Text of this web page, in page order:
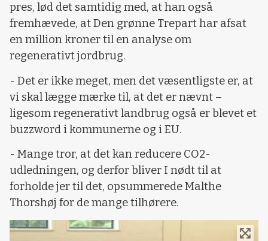
pres, lød det samtidig med, at han også
fremhævede, at Den grønne Trepart har afsat
en million kroner til en analyse om
regenerativt jordbrug.
- Det er ikke meget, men det væsentligste er, at
vi skal lægge mærke til, at det er nævnt –
ligesom regenerativt landbrug også er blevet et
buzzword i kommunerne og i EU.
- Mange tror, at det kan reducere CO2-
udledningen, og derfor bliver I nødt til at
forholde jer til det, opsummerede Malthe
Thorshøj for de mange tilhørere.